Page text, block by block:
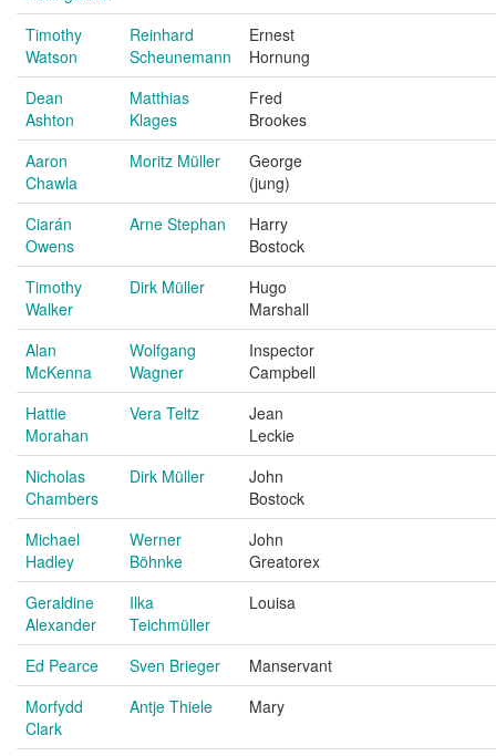
Timothy
Watson
Reinhard
Scheunemann
Ernest
Hornung
Dean
Ashton
Matthias
Klages
Fred
Brookes
Aaron
Chawla
Moritz Müller
George
(jung)
Ciarán
Owens
Arne Stephan
Harry
Bostock
Timothy
Walker
Dirk Müller
Hugo
Marshall
Alan
McKenna
Wolfgang
Wagner
Inspector
Campbell
Hattie
Morahan
Vera Teltz
Jean
Leckie
Nicholas
Chambers
Dirk Müller
John
Bostock
Michael
Hadley
Werner
Böhnke
John
Greatorex
Geraldine
Alexander
Ilka
Teichmüller
Louisa
Ed Pearce Sven Brieger
Manservant
Morfydd
Clark
Antje Thiele Mary